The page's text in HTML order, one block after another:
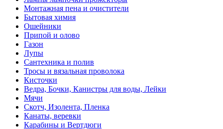
Монтажная пена и очистители
Бытовая химия
Ошейники
Припой и олово
Газон
Лупы
Сантехника и полив
Тросы и вязальная проволока
Кисточки
Ведра, Бочки, Канистры для воды, Лейки
Мячи
Скотч, Изолента, Пленка
Канаты, веревки
Карабины и Вертдюги